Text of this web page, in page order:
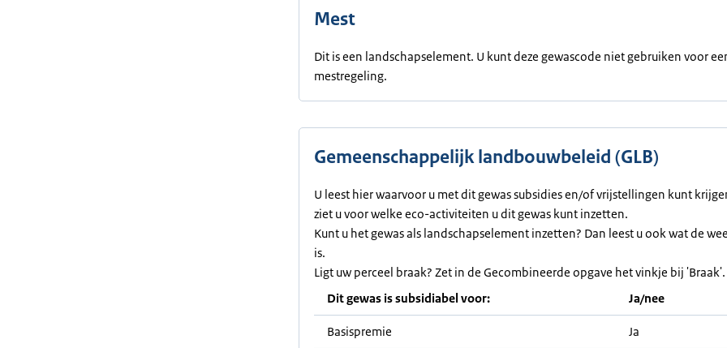
Mest
Dit is een landschapselement. U kunt deze gewascode niet gebruiken voor
mestregeling.
Gemeenschappelijk landbouwbeleid (GLB)
U leest hier waarvoor u met dit gewas subsidies en/of vrijstellingen kunt
ziet u voor welke eco-activiteiten u dit gewas kunt inzetten.
Kunt u het gewas als landschapselement inzetten? Dan leest u ook wat de
is.
Ligt uw perceel braak? Zet in de Gecombineerde opgave het vinkje bij 'Braak'.
Dit gewas is subsidiabel voor:
Ja/nee
Basispremie Ja